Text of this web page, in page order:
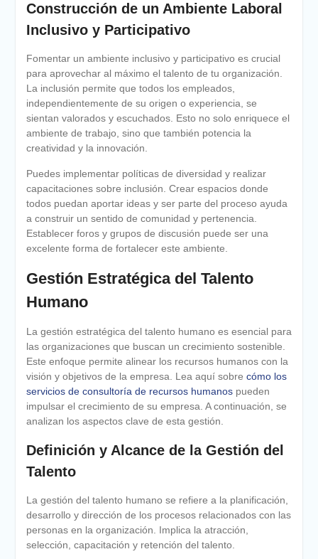
Construcción de un Ambiente Laboral
Inclusivo y Participativo
Fomentar un ambiente inclusivo y participativo es crucial
para aprovechar al máximo el talento de tu organización.
La inclusión permite que todos los empleados,
independientemente de su origen o experiencia, se
sientan valorados y escuchados. Esto no solo enriquece el
ambiente de trabajo, sino que también potencia la
creatividad y la innovación.
Puedes implementar políticas de diversidad y realizar
capacitaciones sobre inclusión. Crear espacios donde
todos puedan aportar ideas y ser parte del proceso ayuda
a construir un sentido de comunidad y pertenencia.
Establecer foros y grupos de discusión puede ser una
excelente forma de fortalecer este ambiente.
Gestión Estratégica del Talento
Humano
La gestión estratégica del talento humano es esencial para
las organizaciones que buscan un crecimiento sostenible.
Este enfoque permite alinear los recursos humanos con la
visión y objetivos de la empresa. Lea aquí sobre cómo los
servicios de consultoría de recursos humanospueden
impulsar el crecimiento de su empresa. A continuación, se
analizan los aspectos clave de esta gestión.
Definición y Alcance de la Gestión del
Talento
La gestión del talento humano se refiere a la planificación,
desarrollo y dirección de los procesos relacionados con las
personas en la organización. Implica la atracción,
selección, capacitación y retención del talento.